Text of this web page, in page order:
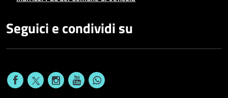
Seguici e condividi su